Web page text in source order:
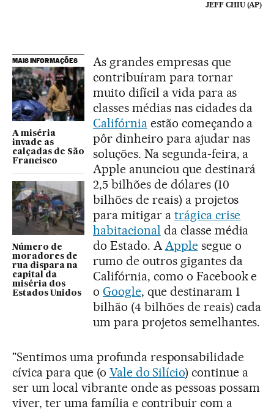
JEFF CHIU (AP)
MAIS INFORMAÇÕES
A miséria
invade as
calçadas de São
Francisco
Número de
moradores de
rua dispara na
capital da
miséria dos
Estados Unidos
As grandes empresas que
contribuíram para tornar
muito difícil a vida para as
classes médias nas cidades da
Califórniaestão começando a
pôr dinheiro para ajudar nas
soluções. Na segunda-feira, a
Apple anunciou que destinará
2,5 bilhões de dólares (10
bilhões de reais) a projetos
para mitigar a trágica crise
habitacional da classe média
do Estado. AApplesegue o
rumo de outros gigantes da
Califórnia, como o Facebook e
o Google, que destinaram 1
bilhão (4 bilhões de reais) cada
um para projetos semelhantes.
"Sentimos uma profunda responsabilidade
cívica para que (o Vale do Silício) continue a
ser um local vibrante onde as pessoas possam
viver, ter uma família e contribuir com a